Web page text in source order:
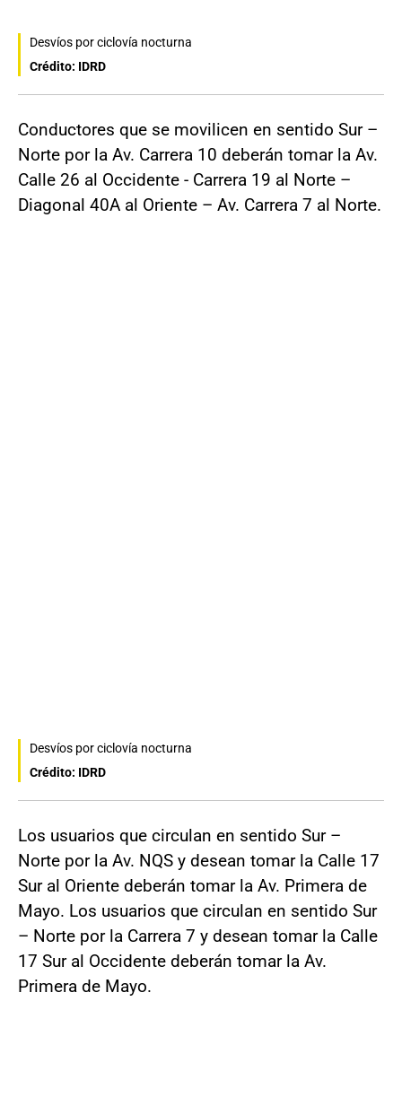
Desvíos por ciclovía nocturna
Crédito: IDRD
Conductores que se movilicen en sentido Sur –
Norte por la Av. Carrera 10 deberán tomar la Av.
Calle 26 al Occidente - Carrera 19 al Norte –
Diagonal 40A al Oriente – Av. Carrera 7 al Norte.
Desvíos por ciclovía nocturna
Crédito: IDRD
Los usuarios que circulan en sentido Sur –
Norte por la Av. NQS y desean tomar la Calle 17
Sur al Oriente deberán tomar la Av. Primera de
Mayo. Los usuarios que circulan en sentido Sur
– Norte por la Carrera 7 y desean tomar la Calle
17 Sur al Occidente deberán tomar la Av.
Primera de Mayo.